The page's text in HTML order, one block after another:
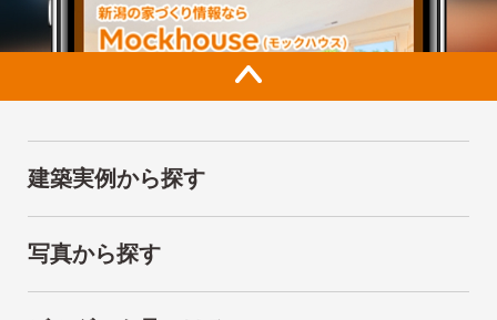
建築実例から探す
写真から探す